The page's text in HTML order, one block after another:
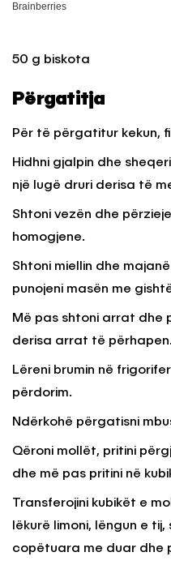
50 g biskota
Përgatitja
Për të përgatitur kekun,
Hidhni gjalpin dhe
një lugë druri derisa të
Shtoni vezën dhe
homogjene.
Shtoni miellin dhe
punojeni masën me
Më pas shtoni arrat dhe
derisa arrat të përhapen.
Lëreni brumin në
përdorim.
Ndërkohë përgatisni
Qëroni mollët, pritini
dhe më pas pritini në
Transferojini kubikët e
lëkurë limoni, lëngun e
copëtuara me duar dhe